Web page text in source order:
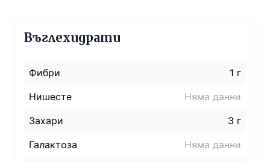
Въглехидрати
Фибри
1 г
Нишесте
Няма данни
Захари
3 г
Галактоза
Няма данни